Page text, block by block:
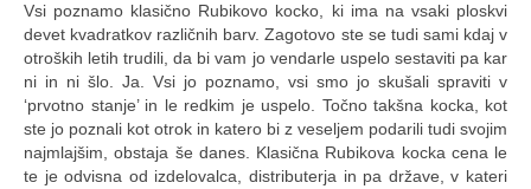
Vsi poznamo klasično Rubikovo kocko, ki ima na vsaki ploskvi
devet kvadratkov različnih barv. Zagotovo ste se tudi sami kdaj v
otroških letih trudili, da bi vam jo vendarle uspelo sestaviti pa kar
ni in ni šlo. Ja. Vsi jo poznamo, vsi smo jo skušali spraviti v
‘prvotno stanje’ in le redkim je uspelo. Točno takšna kocka, kot
ste jo poznali kot otrok in katero bi z veseljem podarili tudi svojim
najmlajšim, obstaja še danes. Klasična Rubikova kocka cena le
te je odvisna od izdelovalca, distributerja in pa države, v kateri